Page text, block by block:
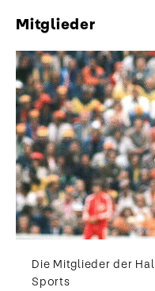
Mitglieder
Die Mitglieder der
Sports